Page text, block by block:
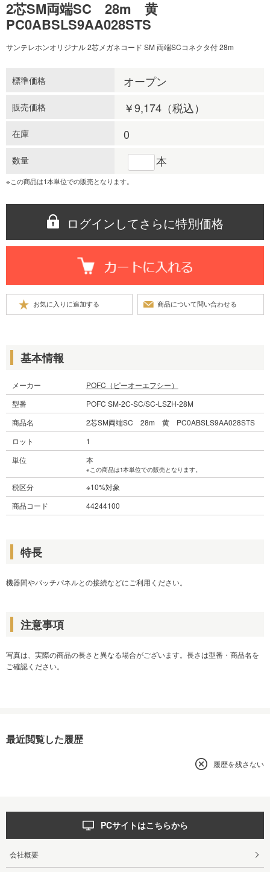
2芯SM両端SC 28m 黄
PC0ABSLS9AA028STS
サンテレホンオリジナル 2芯メガネコード SM 両端SCコネクタ付 28m
標準価格 オープン
販売価格 ￥9,174（税込）
在庫 0
数量 本
※この商品は1本単位での販売となります。
ログインしてさらに特別価格
基本情報
メーカー
POFC（ピーオーエフシー）
型番
POFC SM-2C-SC/SC-LSZH-28M
商品名
2芯SM両端SC 28m 黄 PC0ABSLS9AA028STS
ロット
1
単位
本
※この商品は1本単位での販売となります。
税区分
※10%対象
商品コード
44244100
特長
機器間やパッチパネルとの接続などにご利用ください。
注意事項
写真は、実際の商品の長さと異なる場合がございます。長さは型番・商品名を
ご確認ください。
最近閲覧した履歴
履歴を残さない
PCサイトはこちらから
会社概要